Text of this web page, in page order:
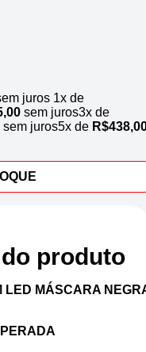
juros 1x de
sem juros3x de
sem juros5x de R$
produto
LED MÁSCARA